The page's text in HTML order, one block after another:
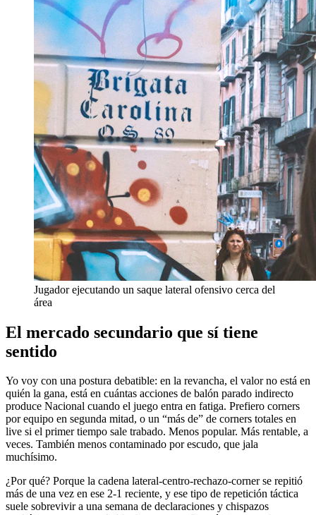
Jugador ejecutando un saque lateral ofensivo cerca del
área
El mercado secundario que sí tiene
sentido
Yo voy con una postura debatible: en la revancha, el valor no está en
quién la gana, está en cuántas acciones de balón parado indirecto
produce Nacional cuando el juego entra en fatiga. Prefiero corners
por equipo en segunda mitad, o un “más de” de corners totales en
live si el primer tiempo sale trabado. Menos popular. Más rentable, a
veces. También menos contaminado por escudo, que jala
muchísimo.
¿Por qué? Porque la cadena lateral-centro-rechazo-corner se repitió
más de una vez en ese 2-1 reciente, y ese tipo de repetición táctica
suele sobrevivir a una semana de declaraciones y chispazos